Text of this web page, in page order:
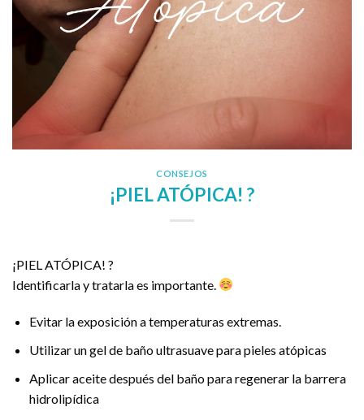
CONSEJOS
¡PIEL ATÓPICA! ?
¡PIEL ATÓPICA! ?
Identificarla y tratarla es importante.
Evitar la exposición a temperaturas extremas.
Utilizar un gel de baño ultrasuave para pieles atópicas
Aplicar aceite después del baño para regenerar la barrera
hidrolipídica